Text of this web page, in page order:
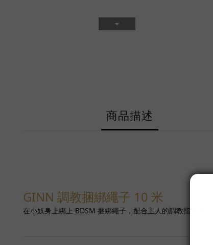
商品描述
GINN 調教捆綁繩子 10 米
在小奴身上綁上 BDSM 捆綁繩子，配合主人的調教指令吧！